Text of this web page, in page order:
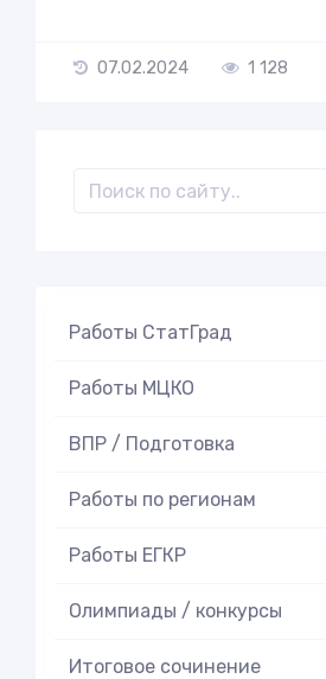
07.02.2024 1 128
Работы СтатГрад
Работы МЦКО
ВПР / Подготовка
Работы по регионам
Работы ЕГКР
Олимпиады / конкурсы
Итоговое cочинение